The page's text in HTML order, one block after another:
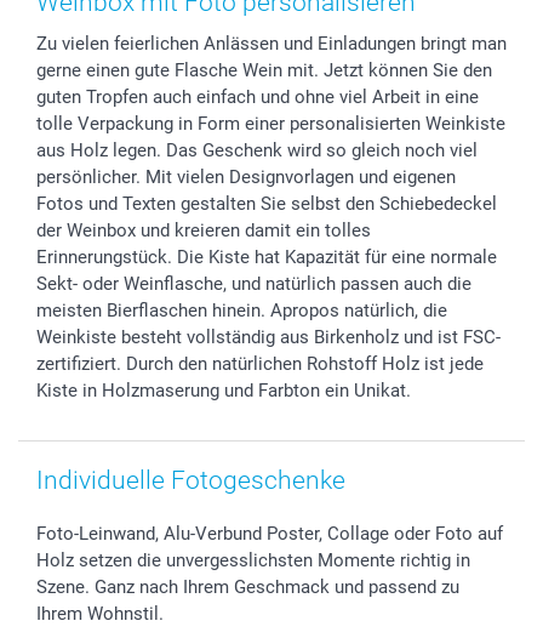
Sticker & Etiketten
Geschenk-Gutscheine (PDF)
Presse
Partnerprogramme
Investor Relations
B2B smartbusiness
Widerrufsrecht
Kommunion & Konfirmation
Hochzeit
Geburtstag
Geburt
Zu allen Anlässen
48h Lieferung
Zahlungsmöglichkeiten
Anmelden /Registrieren
Sitemap
Status der Bestellung
smartfriends
smartgarantie
smartbonus
Zu vielen feierlichen Anlässen und Einladungen bringt man
gerne einen gute Flasche Wein mit. Jetzt können Sie den
guten Tropfen auch einfach und ohne viel Arbeit in eine
tolle Verpackung in Form einer personalisierten Weinkiste
aus Holz legen. Das Geschenk wird so gleich noch viel
persönlicher. Mit vielen Designvorlagen und eigenen
Fotos und Texten gestalten Sie selbst den Schiebedeckel
der Weinbox und kreieren damit ein tolles
Erinnerungstück. Die Kiste hat Kapazität für eine normale
Sekt- oder Weinflasche, und natürlich passen auch die
meisten Bierflaschen hinein. Apropos natürlich, die
Weinkiste besteht vollständig aus Birkenholz und ist FSC-
zertifiziert. Durch den natürlichen Rohstoff Holz ist jede
Kiste in Holzmaserung und Farbton ein Unikat.
Individuelle Fotogeschenke
Foto-Leinwand, Alu-Verbund Poster, Collage oder Foto auf
Holz setzen die unvergesslichsten Momente richtig in
Szene. Ganz nach Ihrem Geschmack und passend zu
Ihrem Wohnstil.